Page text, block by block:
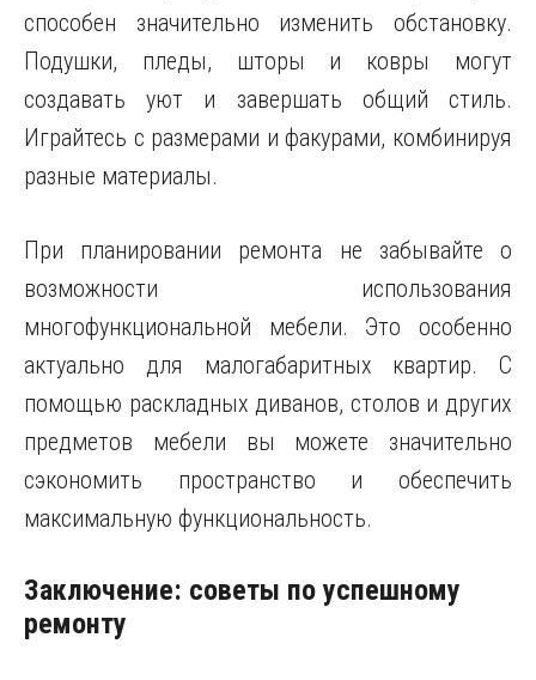
способен значительно изменить обстановку.
Подушки, пледы, шторы и ковры могут
создавать уют и завершать общий стиль.
Играйтесь с размерами и факурами, комбинируя
разные материалы.
При планировании ремонта не забывайте о
возможности использования
многофункциональной мебели. Это особенно
актуально для малогабаритных квартир. С
помощью раскладных диванов, столов и других
предметов мебели вы можете значительно
сэкономить пространство и обеспечить
максимальную функциональность.
Заключение: советы по успешному
ремонту